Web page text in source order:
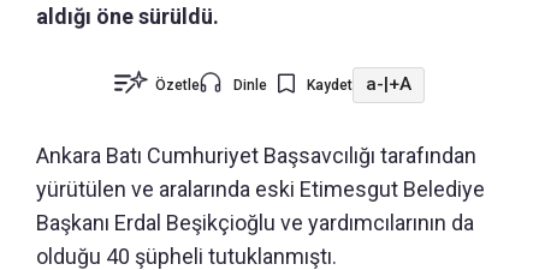
aldığı öne sürüldü.
Özetle Dinle Kaydet a-|+A
Ankara Batı Cumhuriyet Başsavcılığı tarafından
yürütülen ve aralarında eski Etimesgut Belediye
Başkanı Erdal Beşikçioğlu ve yardımcılarının da
olduğu 40 şüpheli tutuklanmıştı.